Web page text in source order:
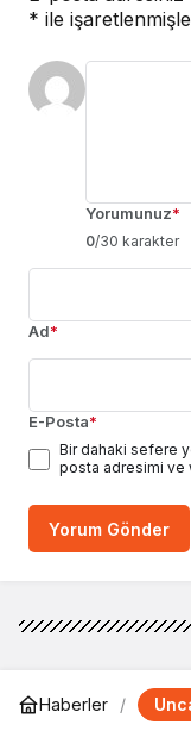
* ile
Yorumunuz*
0/30 karakter
Ad*
E-Posta*
Bir dahaki sefere
posta adresimi ve
Yorum Gönder
Haberler